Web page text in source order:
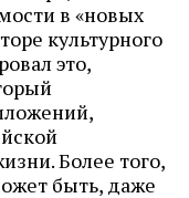
в «новых
культурного
это,
Более того,
быть, даже